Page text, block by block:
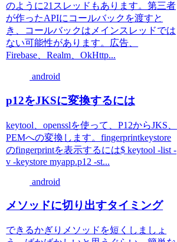
のように21スレッドもあります。第三者
が作ったAPIにコールバックを渡すと
き、コールバックはメインスレッドでは
ない可能性があります。広告、
Firebase、Realm、OkHttp...
android
p12をJKSに変換するには
keytool、opensslを使って、P12からJKS、
PEMへの変換します。fingerprintkeystore
のfingerprintを表示するには$ keytool -list -
v -keystore myapp.p12 -st...
android
メソッドに切り出すタイミング
できるかぎりメソッドを短くしましょ